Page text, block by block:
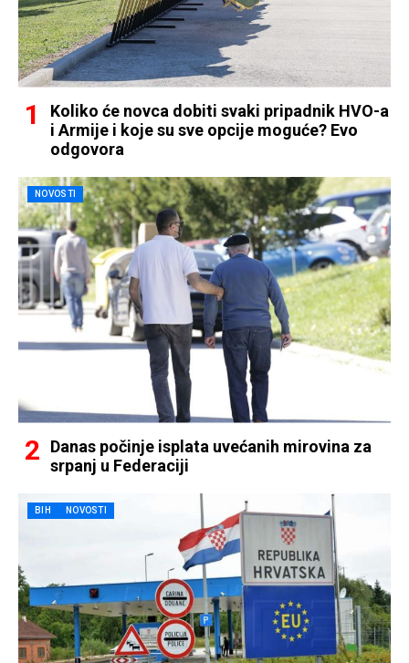
Koliko će novca dobiti svaki pripadnik HVO-a
i Armije i koje su sve opcije moguće? Evo
odgovora
NOVOSTI
Danas počinje isplata uvećanih mirovina za
srpanj u Federaciji
BIH NOVOSTI